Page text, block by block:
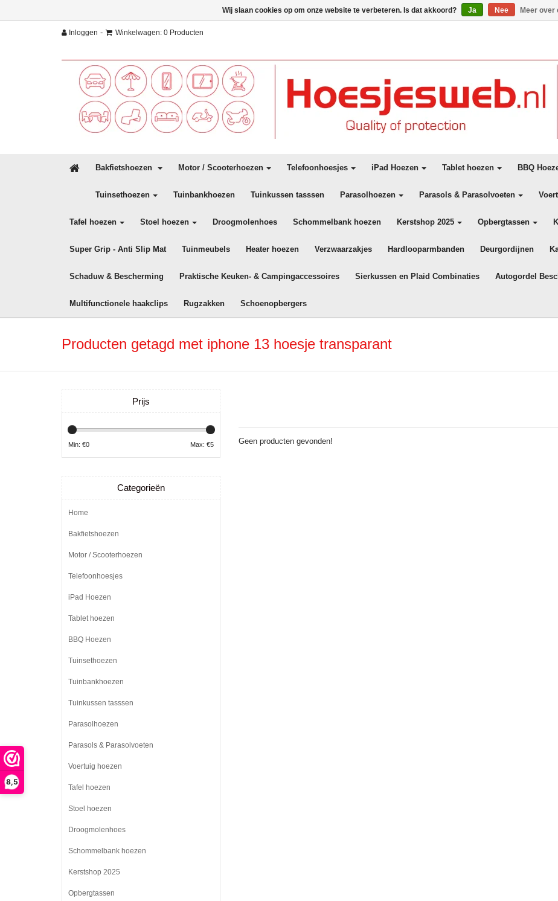
8,5
Inloggen - Winkelwagen: 0 Producten
Bakfietshoezen Motor / Scooterhoezen Telefoonhoesjes iPad Hoezen Tablet hoezen BBQ
Tuinsethoezen Tuinbankhoezen Tuinkussen tasssen Parasolhoezen Parasols & Parasolvoeten
Tafel hoezen Stoel hoezen Droogmolenhoes Schommelbank hoezen Kerstshop 2025 Opbergtassen
Super Grip - Anti Slip Mat Tuinmeubels Heater hoezen Verzwaarzakjes Hardlooparmbanden Deurgordijnen
Schaduw & Bescherming Praktische Keuken- & Campingaccessoires Sierkussen en Plaid Combinaties Autogordel
Multifunctionele haakclips Rugzakken Schoenopbergers
Producten getagd met iphone 13 hoesje transparant
Geen producten gevonden!
Prijs
Min: €0 Max: €5
Categorieën
Home
Bakfietshoezen
Motor / Scooterhoezen
Telefoonhoesjes
iPad Hoezen
Tablet hoezen
BBQ Hoezen
Tuinsethoezen
Tuinbankhoezen
Tuinkussen tasssen
Parasolhoezen
Parasols & Parasolvoeten
Voertuig hoezen
Tafel hoezen
Stoel hoezen
Droogmolenhoes
Schommelbank hoezen
Kerstshop 2025
Opbergtassen
Wij slaan cookies op om onze website te verbeteren. Is dat akkoord? Ja Nee Meer over